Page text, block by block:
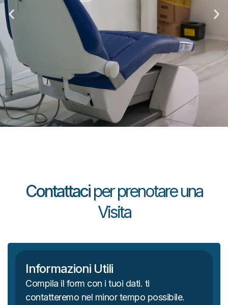
Contattaciper prenotare una
Visita
Informazioni Utili
Compila il form con i tuoi dati. ti
contatteremo nel minor tempo possibile.